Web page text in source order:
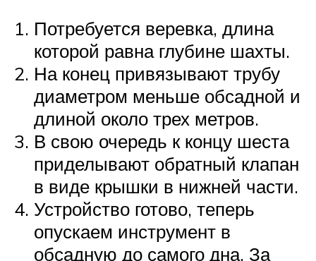
Потребуется веревка, длина
которой равна глубине шахты.
На конец привязывают трубу
диаметром меньше обсадной и
длиной около трех метров.
В свою очередь к концу шеста
приделывают обратный клапан
в виде крышки в нижней части.
Устройство готово, теперь
опускаем инструмент в
обсадную до самого дна. За